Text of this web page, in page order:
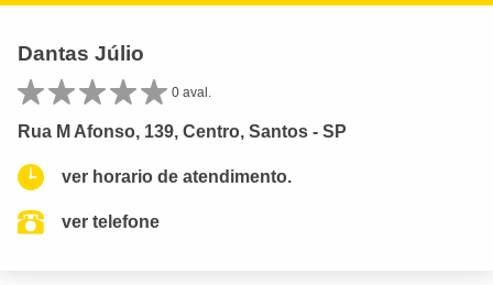
Dantas Júlio
0 aval.
Rua M Afonso, 139, Centro, Santos - SP
ver horario de atendimento.
ver telefone